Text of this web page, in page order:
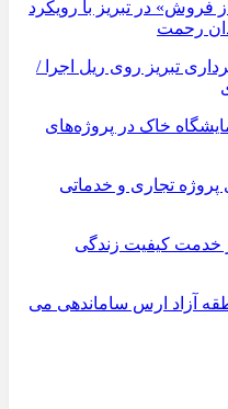
فروش» در تبریز با رویکرد
رحمت
تبریز روی ریل اجرا /
خاک در پروژه‌های
پروژه تجاری و خدماتی
خدمت کیفیت زندگی
آزاد ارس ساماندهی می